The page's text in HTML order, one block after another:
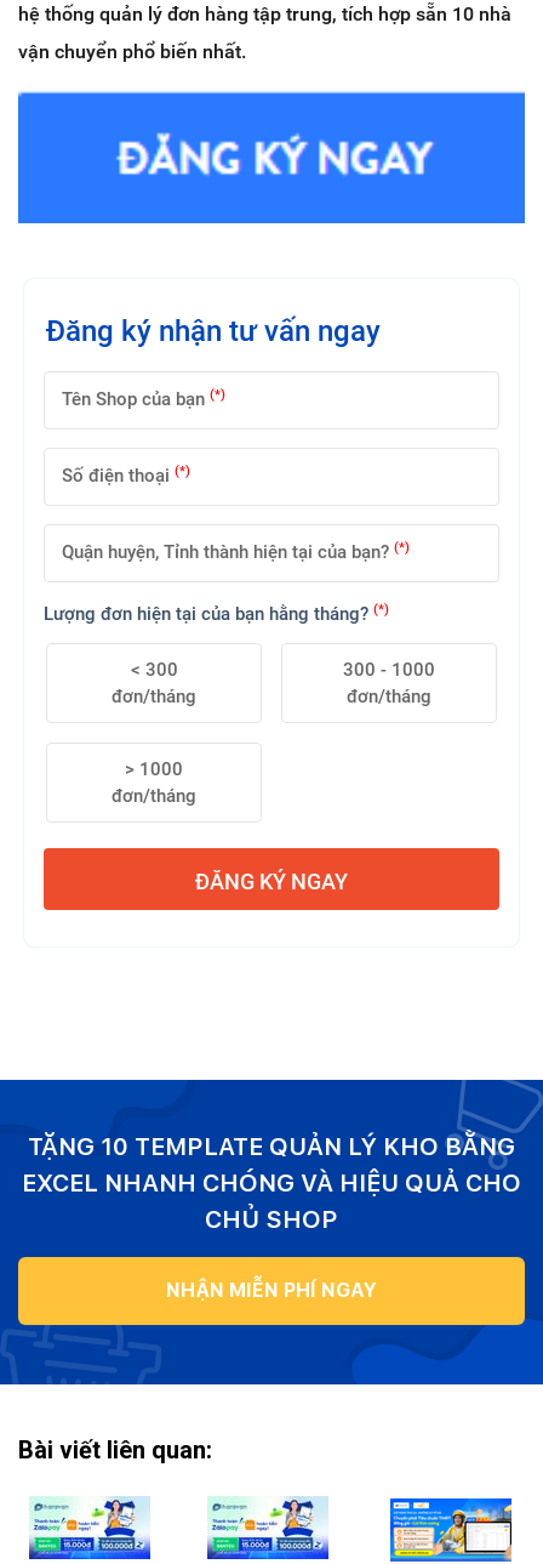
hệ thống quản lý đơn hàng tập trung, tích hợp sẵn 10 nhà
vận chuyển phổ biến nhất.
Đăng ký nhận tư vấn ngay
Tên Shop của bạn (*)
Số điện thoại (*)
Quận huyện, Tỉnh thành hiện tại của bạn? (*)
Lượng đơn hiện tại của bạn hằng tháng? (*)
< 300
đơn/tháng
300 - 1000
đơn/tháng
> 1000
đơn/tháng
ĐĂNG KÝ NGAY
TẶNG 10 TEMPLATE QUẢN LÝ KHO BẰNG
EXCEL NHANH CHÓNG VÀ HIỆU QUẢ CHO
CHỦ SHOP
NHẬN MIỄN PHÍ NGAY
Bài viết liên quan: